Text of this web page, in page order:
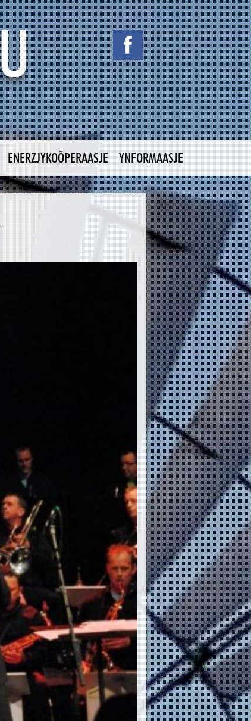
ENERZJYKOÖPERAASJE YNFORMAASJE